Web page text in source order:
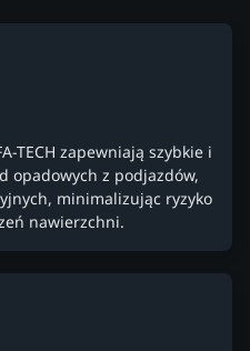
TECH zapewniają szybkie i
opadowych z podjazdów,
minimalizując ryzyko
nawierzchni.